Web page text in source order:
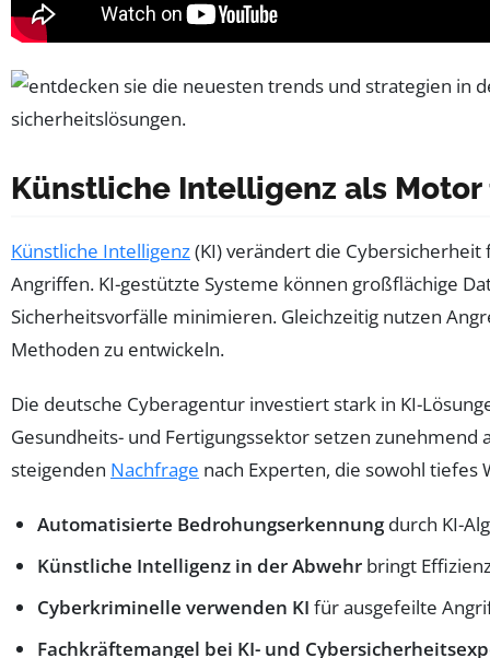
Künstliche Intelligenz als
Künstliche Intelligenz(KI) verändert die
Angriffen. KI-gestützte Systeme können großflächige
Sicherheitsvorfälle minimieren. Gleichzeitig nutzen
Methoden zu entwickeln.
Die deutsche Cyberagentur investiert stark in KI-
Gesundheits- und Fertigungssektor setzen
steigenden Nachfrage nach Experten, die sowohl tiefes
Automatisierte Bedrohungserkennungdurch KI-
Künstliche Intelligenz in der Abwehr bringt
Cyberkriminelle verwenden KI für ausgefeilte
Fachkräftemangel bei KI- und